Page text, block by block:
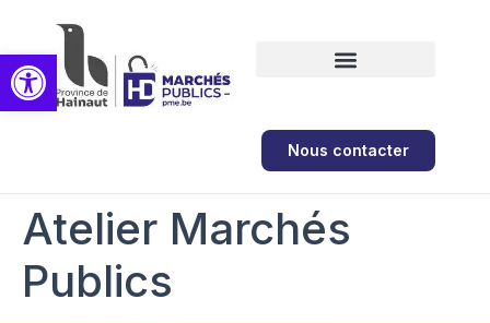
Nous contacter
Atelier Marchés
Publics
Ouvrir la barre d’outils